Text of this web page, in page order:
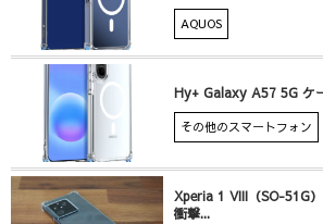
AQUOS
Hy+ Galaxy A57 5G ケ
その他のスマートフォン
Xperia 1 VIII（SO-51G
衝撃...